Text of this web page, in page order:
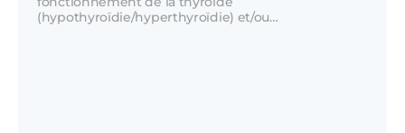
(hypothyroïdie/hyperthyroïdie) et/ou…